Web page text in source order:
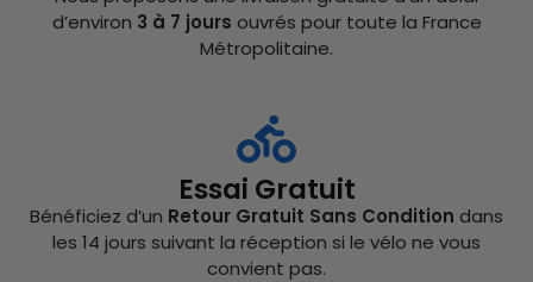
d’environ 3 à 7 jours ouvrés pour toute la France
Métropolitaine.
Essai Gratuit
Bénéficiez d’un Retour Gratuit Sans Condition dans
les 14 jours suivant la réception si le vélo ne vous
convient pas.